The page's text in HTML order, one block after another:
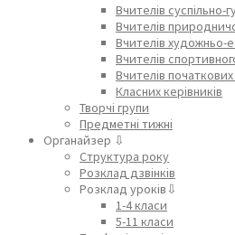
Вчителів суспільно-
Вчителів
Вчителів художньо-
Вчителів
Вчителів початкових
Класних керівників
Творчі групи
Предметні тижні
Органайзер ⇩
Структура року
Розклад дзвінків
Розклад уроків⇩
1-4 класи
5-11 класи